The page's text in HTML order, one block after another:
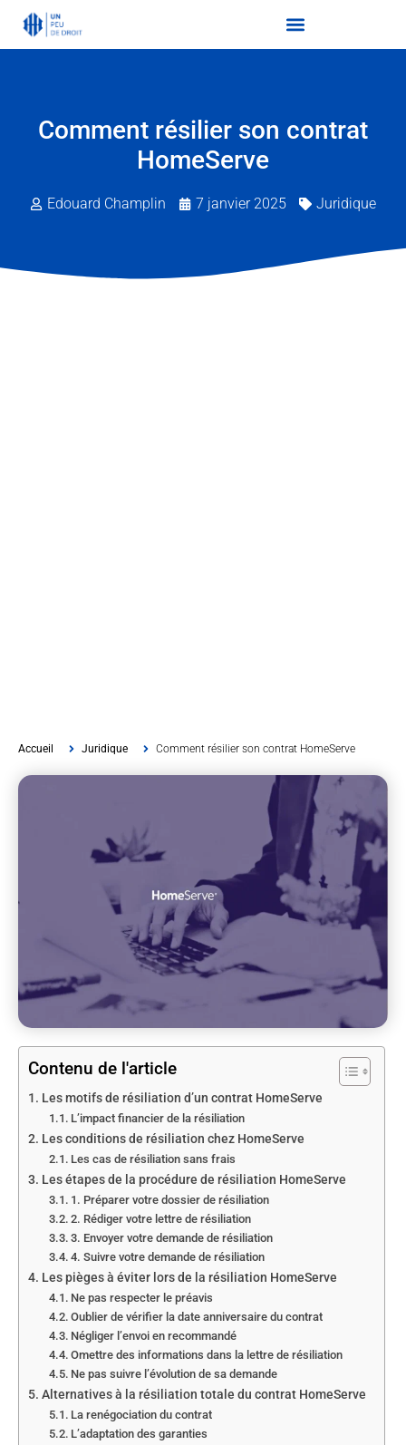
Comment résilier son contrat
HomeServe
Edouard Champlin 7 janvier 2025 Juridique
Accueil Juridique Comment résilier son contrat HomeServe
Contenu de l'article
Les motifs de résiliation d’un contrat HomeServe
L’impact financier de la résiliation
Les conditions de résiliation chez HomeServe
Les cas de résiliation sans frais
Les étapes de la procédure de résiliation HomeServe
1. Préparer votre dossier de résiliation
2. Rédiger votre lettre de résiliation
3. Envoyer votre demande de résiliation
4. Suivre votre demande de résiliation
Les pièges à éviter lors de la résiliation HomeServe
Ne pas respecter le préavis
Oublier de vérifier la date anniversaire du contrat
Négliger l’envoi en recommandé
Omettre des informations dans la lettre de résiliation
Ne pas suivre l’évolution de sa demande
Alternatives à la résiliation totale du contrat HomeServe
La renégociation du contrat
L’adaptation des garanties